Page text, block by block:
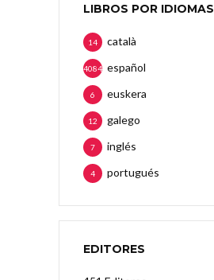
LIBROS POR IDIOMAS
català
14
español
4084
euskera
6
galego
12
inglés
7
portugués
4
EDITORES